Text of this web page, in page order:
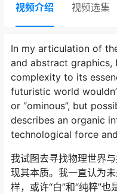
视频介绍 视频选集
In my articulation of
and abstract graphics,
complexity to its
futuristic world
or “ominous”, but
describes an organic
technological force
我试图去寻找物理世界
现其本质。我一直认为
样，或许“白”和“纯粹”